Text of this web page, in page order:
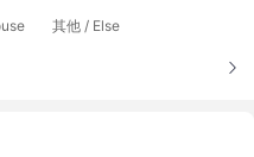
其他 / Else